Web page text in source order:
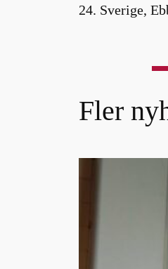
24. Sverige,
Fler